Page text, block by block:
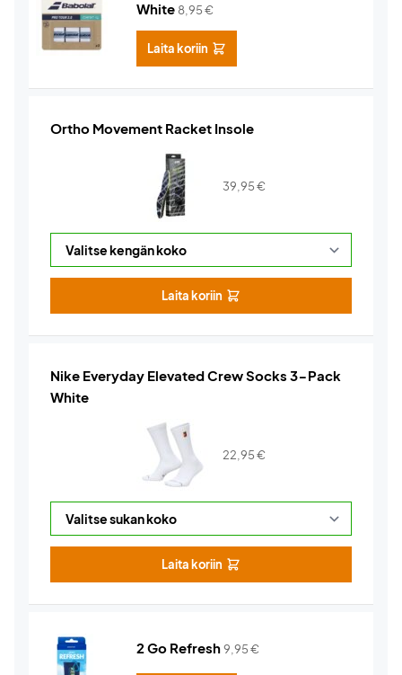
White 8,95€
Laita koriin
Ortho Movement Racket Insole
39,95€
Laita koriin
Nike Everyday Elevated Crew Socks 3-Pack
White
22,95€
Laita koriin
2 Go Refresh9,95€